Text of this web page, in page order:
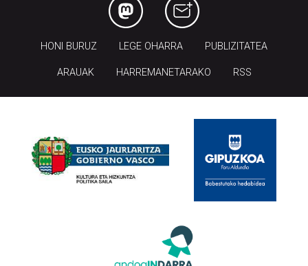
HONI BURUZ LEGE OHARRA PUBLIZITATEA
ARAUAK HARREMANETARAKO RSS